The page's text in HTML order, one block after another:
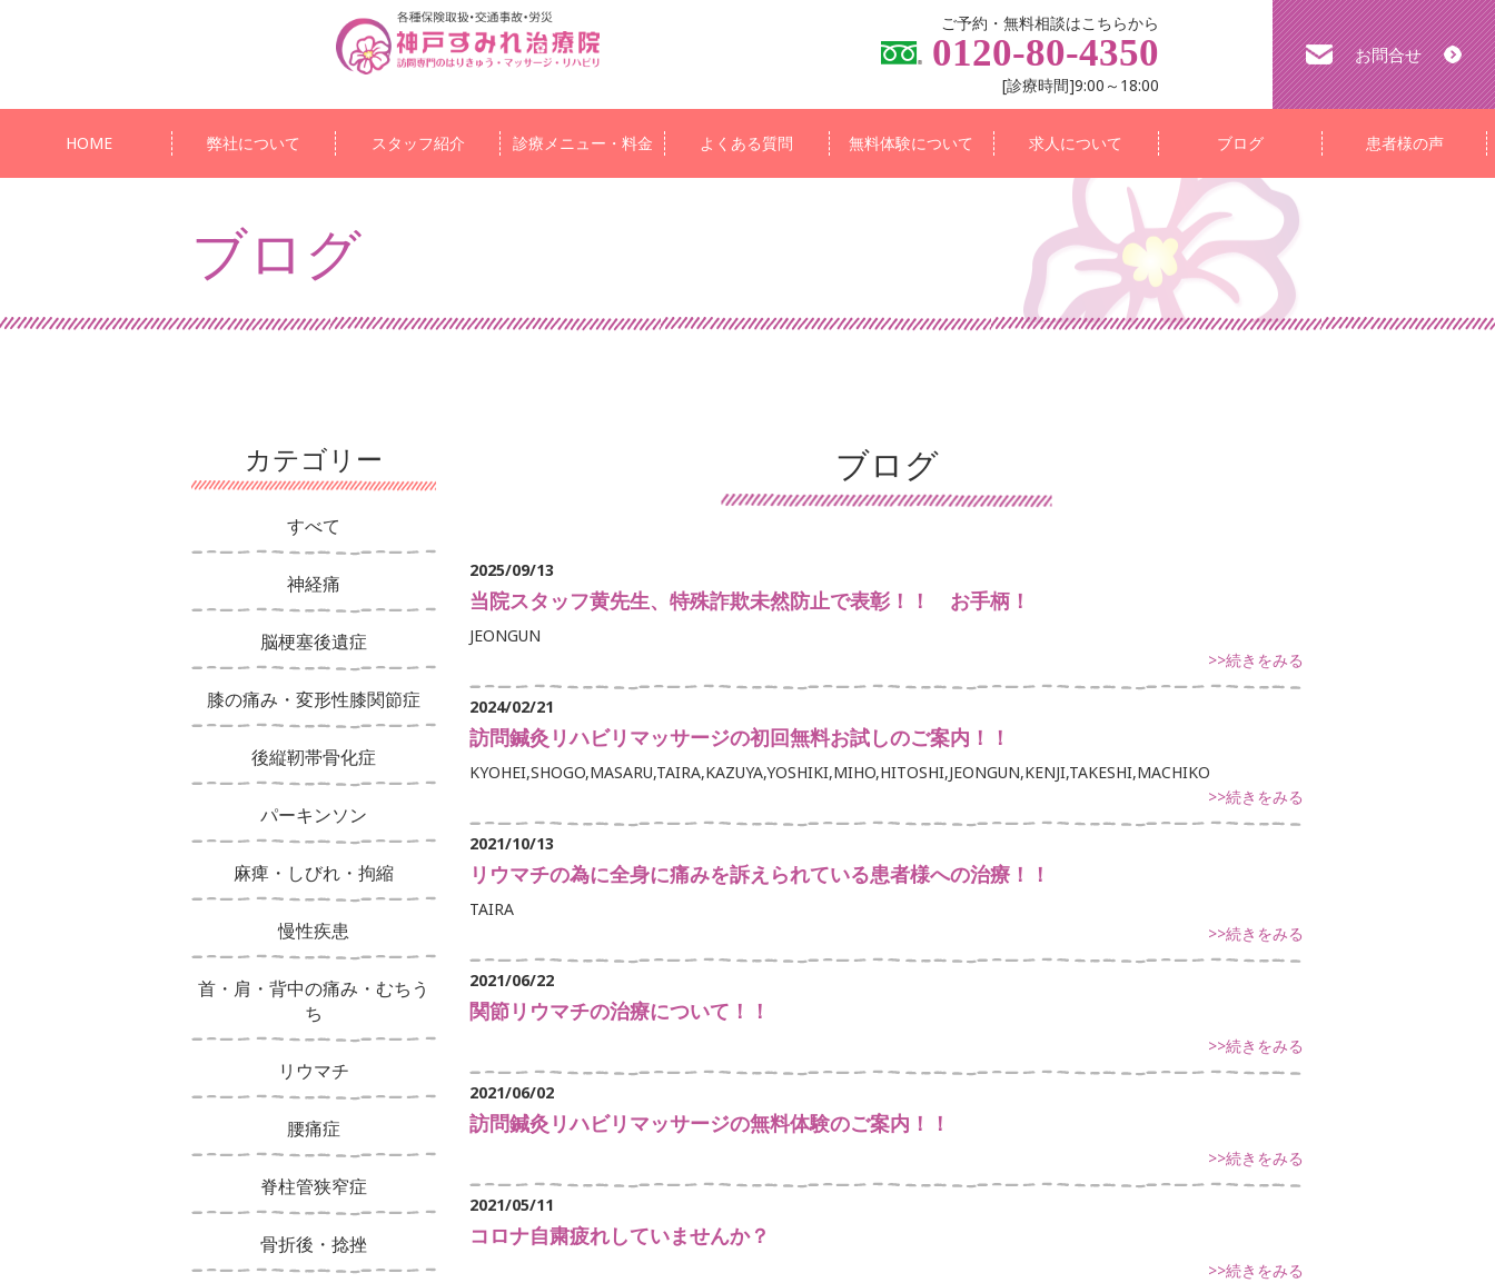
ご予約・無料相談はこちらから
0120-80-4350
[診療時間]9:00～18:00
お問合せ
HOME 弊社について スタッフ紹介 診療メニュー・料金 よくある質問 無料体験について 求人について ブログ 患者様の声
ブログ
カテゴリー
すべて
神経痛
脳梗塞後遺症
膝の痛み・変形性膝関節症
後縦靭帯骨化症
パーキンソン
麻痺・しびれ・拘縮
慢性疾患
首・肩・背中の痛み・むちう
ち
リウマチ
腰痛症
脊柱管狭窄症
骨折後・捻挫
ブログ
2025/09/13
当院スタッフ黄先生、特殊詐欺未然防止で表彰！！ お手柄！
JEONGUN
>>続きをみる
2024/02/21
訪問鍼灸リハビリマッサージの初回無料お試しのご案内！！
KYOHEI,SHOGO,MASARU,TAIRA,KAZUYA,YOSHIKI,MIHO,HITOSHI,JEONGUN,KENJI,TAKESHI,MACHIKO
>>続きをみる
2021/10/13
リウマチの為に全身に痛みを訴えられている患者様への治療！！
TAIRA
>>続きをみる
2021/06/22
関節リウマチの治療について！！
>>続きをみる
2021/06/02
訪問鍼灸リハビリマッサージの無料体験のご案内！！
>>続きをみる
2021/05/11
コロナ自粛疲れしていませんか？
>>続きをみる